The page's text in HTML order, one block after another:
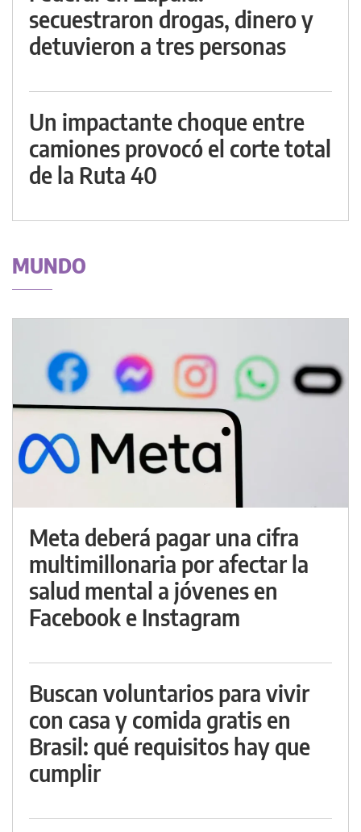
secuestraron drogas, dinero y
detuvieron a tres personas
Un impactante choque entre
camiones provocó el corte total
de la Ruta 40
MUNDO
Meta deberá pagar una cifra
multimillonaria por afectar la
salud mental a jóvenes en
Facebook e Instagram
Buscan voluntarios para vivir
con casa y comida gratis en
Brasil: qué requisitos hay que
cumplir